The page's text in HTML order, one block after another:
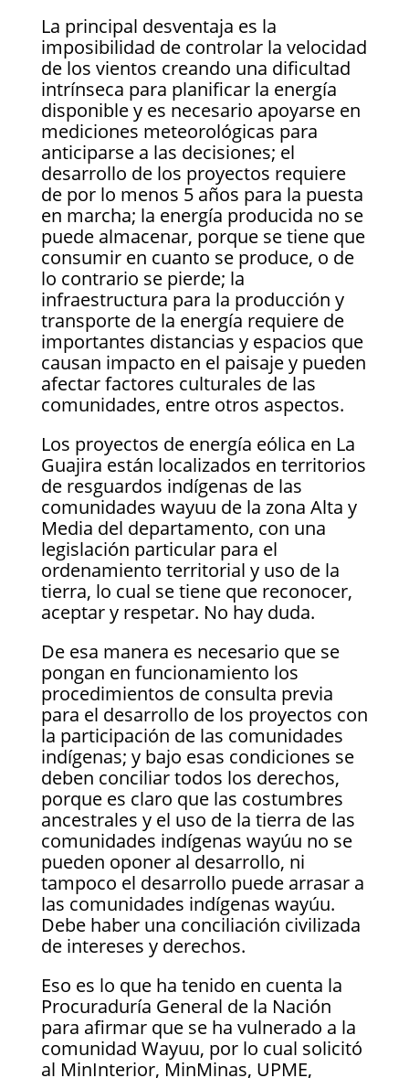
La principal desventaja es la
imposibilidad de controlar la velocidad
de los vientos creando una dificultad
intrínseca para planificar la energía
disponible y es necesario apoyarse en
mediciones meteorológicas para
anticiparse a las decisiones; el
desarrollo de los proyectos requiere
de por lo menos 5 años para la puesta
en marcha; la energía producida no se
puede almacenar, porque se tiene que
consumir en cuanto se produce, o de
lo contrario se pierde; la
infraestructura para la producción y
transporte de la energía requiere de
importantes distancias y espacios que
causan impacto en el paisaje y pueden
afectar factores culturales de las
comunidades, entre otros aspectos.
Los proyectos de energía eólica en La
Guajira están localizados en territorios
de resguardos indígenas de las
comunidades wayuu de la zona Alta y
Media del departamento, con una
legislación particular para el
ordenamiento territorial y uso de la
tierra, lo cual se tiene que reconocer,
aceptar y respetar. No hay duda.
De esa manera es necesario que se
pongan en funcionamiento los
procedimientos de consulta previa
para el desarrollo de los proyectos con
la participación de las comunidades
indígenas; y bajo esas condiciones se
deben conciliar todos los derechos,
porque es claro que las costumbres
ancestrales y el uso de la tierra de las
comunidades indígenas wayúu no se
pueden oponer al desarrollo, ni
tampoco el desarrollo puede arrasar a
las comunidades indígenas wayúu.
Debe haber una conciliación civilizada
de intereses y derechos.
Eso es lo que ha tenido en cuenta la
Procuraduría General de la Nación
para afirmar que se ha vulnerado a la
comunidad Wayuu, por lo cual solicitó
al MinInterior, MinMinas, UPME,